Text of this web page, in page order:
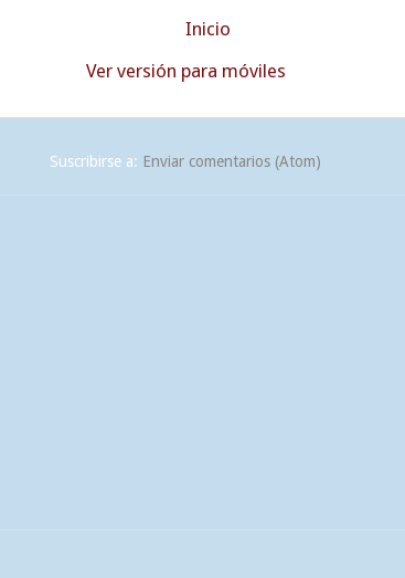
Inicio
Ver versión para móviles
Suscribirse a: Enviar comentarios (Atom)